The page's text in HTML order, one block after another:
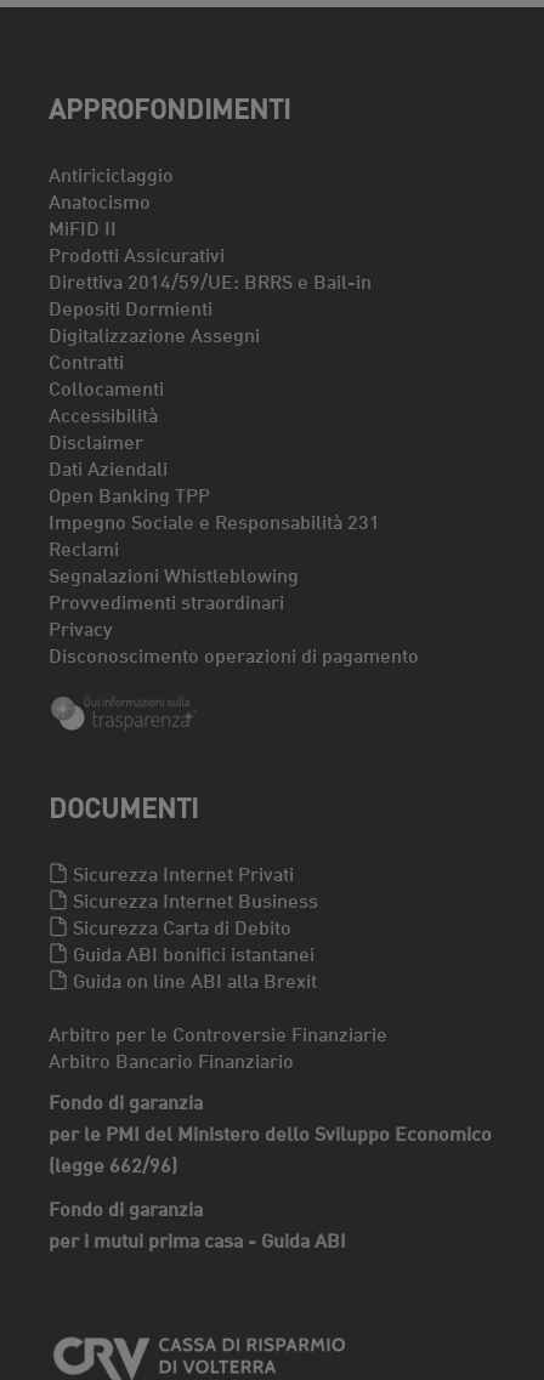
APPROFONDIMENTI
Antiriciclaggio
Anatocismo
MiFID II
Prodotti Assicurativi
Direttiva 2014/59/UE: BRRS e Bail-in
Depositi Dormienti
Digitalizzazione Assegni
Contratti
Collocamenti
Accessibilità
Disclaimer
Dati Aziendali
Open Banking TPP
Impegno Sociale e Responsabilità 231
Reclami
Segnalazioni Whistleblowing
Provvedimenti straordinari
Privacy
Disconoscimento operazioni di pagamento
DOCUMENTI
Sicurezza Internet Privati
Sicurezza Internet Business
Sicurezza Carta di Debito
Guida ABI bonifici istantanei
Guida on line ABI alla Brexit
Arbitro per le Controversie Finanziarie
Arbitro Bancario Finanziario
Fondo di garanzia
per le PMI del Ministero dello Sviluppo Economico
(legge 662/96)
Fondo di garanzia
per i mutui prima casa - Guida ABI